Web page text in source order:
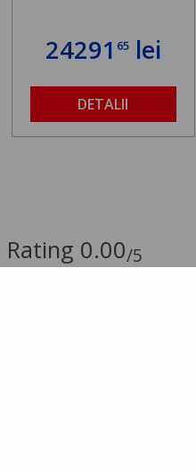
24291 65lei
DETALII
Rating 0.00/5